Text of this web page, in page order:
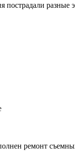
пострадали
ремонт